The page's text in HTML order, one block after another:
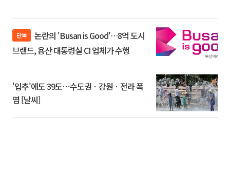
단독
브랜드, 용산 대통령실 CI 업체가 수행
'입추'에도 39도⋯수도권ㆍ강원ㆍ전라 폭
염 [날씨]